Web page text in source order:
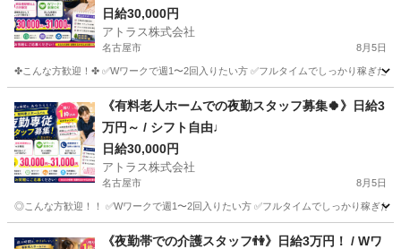
日給30,000円
アトラス株式会社
名古屋市 8月5日
✤こんな方歓迎！✤ ✅Wワークで週1〜2回入りたい方 ✅フルタイムでしっかり稼ぎた
介護 スタッフ
《有料老人ホームでの夜勤スタッフ募集🍀》日給3
万円～ / シフト自由♩
日給30,000円
アトラス株式会社
名古屋市 8月5日
◎こんな方歓迎！！ ✅Wワークで週1〜2回入りたい方 ✅フルタイムでしっかり稼ぎ
介護 スタッフ
《夜勤帯での介護スタッフ👫》日給3万円！ / Wワ